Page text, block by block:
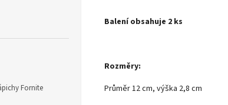
Fornite
Balení obsahuje 2 ks
Rozměry:
Průměr 12 cm, výška 2,8 cm